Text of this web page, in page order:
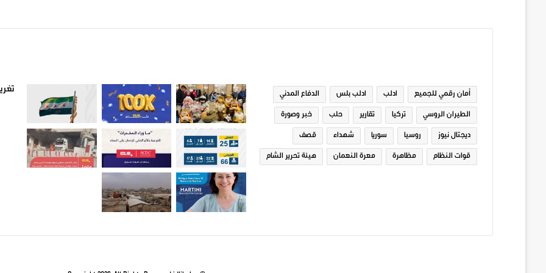
أمان رقمي للجميع ادلب ادلب بلس الدفاع المدني
الطيران الروسي تركيا تقارير حلب خبر وصورة
ديجتال نيوز روسيا سوريا شهداء قصف
قوات النظام مظاهرة معرة النعمان هيئة تحرير الشام